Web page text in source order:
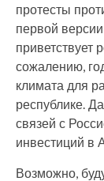
протесты
первой
приветствует
сожалению,
климата для
республике.
связей с
инвестиций в
Возможно,